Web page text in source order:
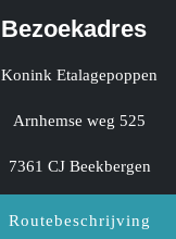
Bezoekadres
Konink Etalagepoppen
Arnhemse weg 525
7361 CJ Beekbergen
Routebeschrijving